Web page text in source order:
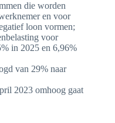
die worden
en voor
loon vormen;
voor
in 2025 en 6,96%
van 29% naar
2023 omhoog gaat